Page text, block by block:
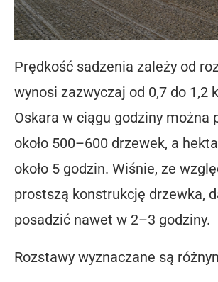
Prędkość sadzenia zależy od
wynosi zazwyczaj od 0,7 do 1,2
Oskara w ciągu godziny można
około 500–600 drzewek, a
około 5 godzin. Wiśnie, ze
prostszą konstrukcję drzewka,
posadzić nawet w 2–3 godziny.
Rozstawy wyznaczane są